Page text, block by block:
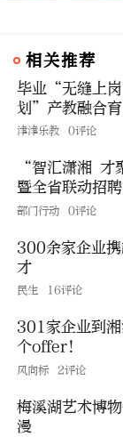
相关推荐
毕业“无缝上
划”产教融合
津津乐教 0评论
“智汇潇湘 才
暨全省联动招
部门行动 0评论
300余家企业
才
民生 16评论
301家企业到
个offer！
风向标 2评论
梅溪湖艺术博
漫